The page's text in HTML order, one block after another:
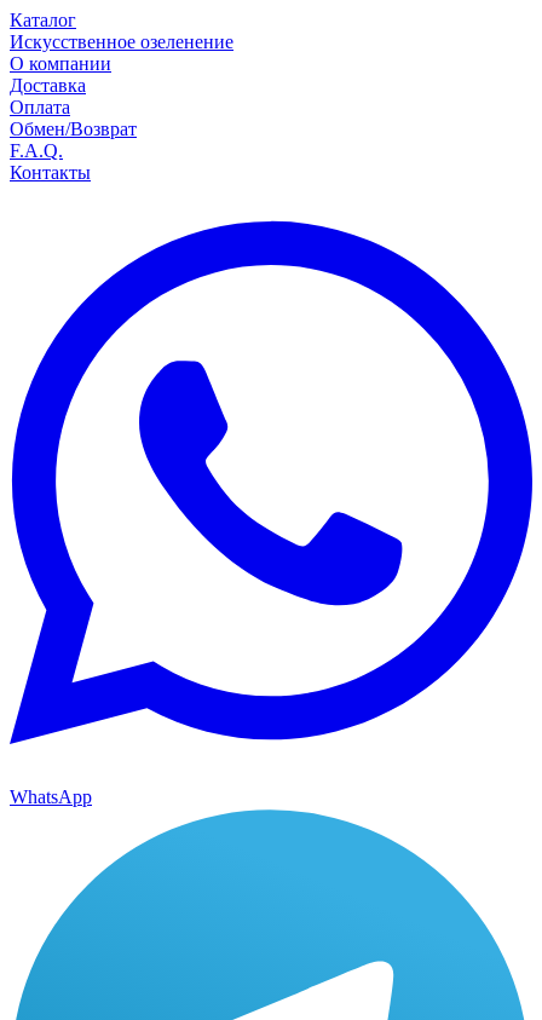
Каталог
Искусственное озеленение
О компании
Доставка
Оплата
Обмен/Возврат
F.A.Q.
Контакты
WhatsApp